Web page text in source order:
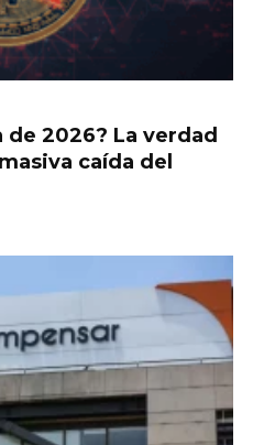
de 2026? La verdad
caída del